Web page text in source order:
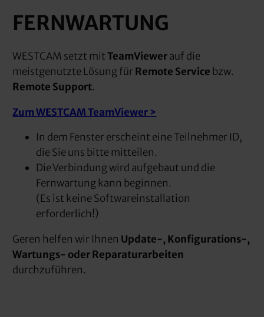
FERNWARTUNG
WESTCAM setzt mitTeamViewerauf die
meistgenutzte Lösung für Remote Service bzw.
Remote Support.
Zum WESTCAM TeamViewer >
In dem Fenster erscheint eine Teilnehmer ID,
die Sie uns bitte mitteilen.
Die Verbindung wird aufgebaut und die
Fernwartung kann beginnen.
(Es ist keine Softwareinstallation
erforderlich!)
Geren helfen wir Ihnen Update-, Konfigurations-,
Wartungs- oder Reparaturarbeiten
durchzuführen.